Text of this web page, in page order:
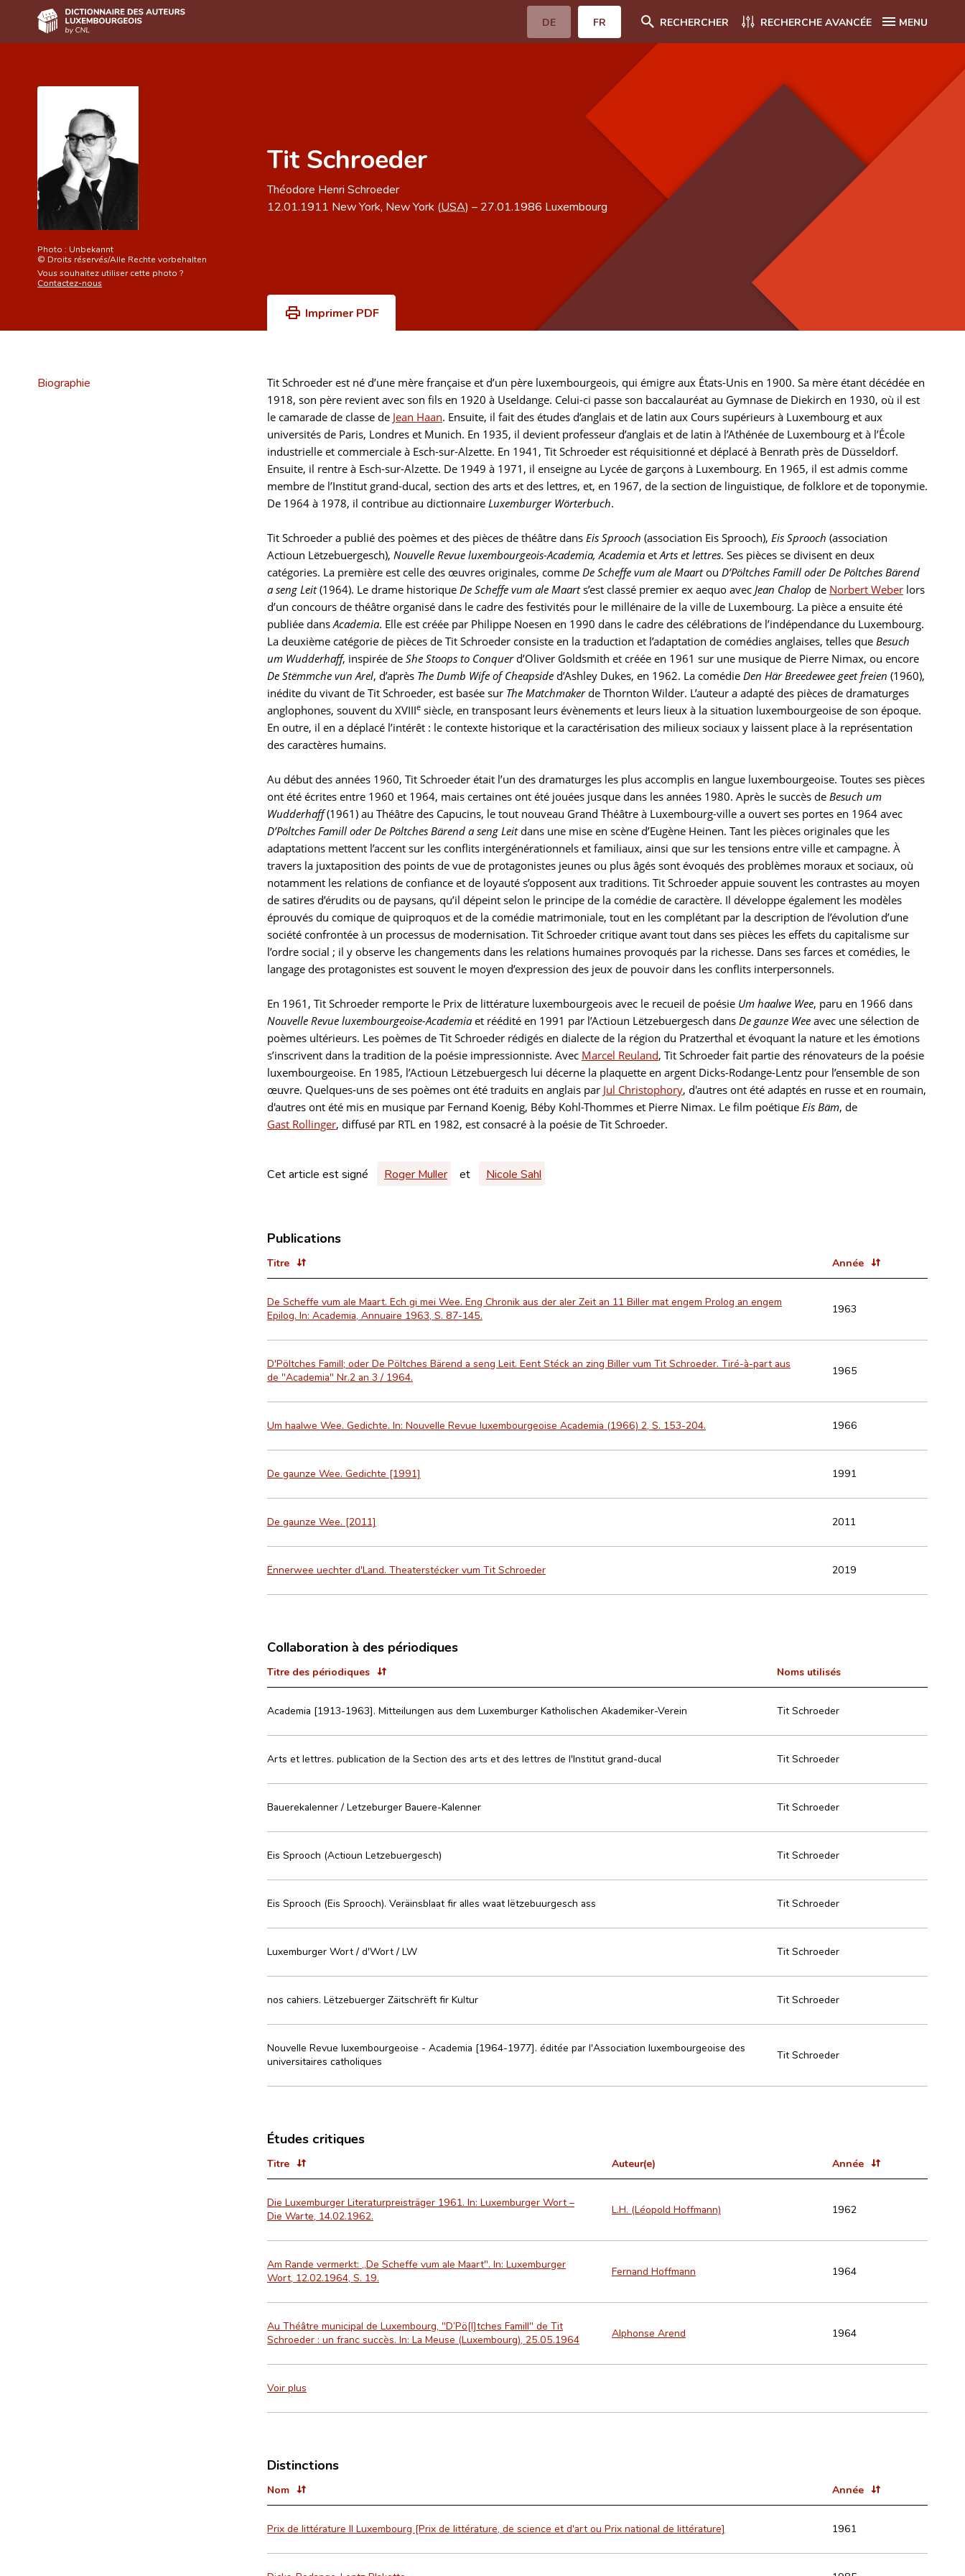
DE FR RECHERCHER RECHERCHE AVANCÉE MENU
Recherche avancée
Foire aux questions
CNL
Équipe scientifique
Contact
Photo : Unbekannt
© Droits réservés/Alle Rechte vorbehalten
Vous souhaitez utiliser cette photo ?
Contactez-nous
Tit Schroeder
Théodore Henri Schroeder
12.01.1911 New York, New York (USA) – 27.01.1986 Luxembourg
Imprimer PDF
Biographie
Tit Schroeder est né d’une mère française et d’un père luxembourgeois, qui émigre aux États-Unis en 1900. Sa mère étant décédée en
1918, son père revient avec son fils en 1920 à Useldange. Celui-ci passe son baccalauréat au Gymnase de Diekirch en 1930, où il est
le camarade de classe de Jean Haan. Ensuite, il fait des études d’anglais et de latin aux Cours supérieurs à Luxembourg et aux
universités de Paris, Londres et Munich. En 1935, il devient professeur d’anglais et de latin à l’Athénée de Luxembourg et à l’École
industrielle et commerciale à Esch-sur-Alzette. En 1941, Tit Schroeder est réquisitionné et déplacé à Benrath près de Düsseldorf.
Ensuite, il rentre à Esch-sur-Alzette. De 1949 à 1971, il enseigne au Lycée de garçons à Luxembourg. En 1965, il est admis comme
membre de l’Institut grand-ducal, section des arts et des lettres, et, en 1967, de la section de linguistique, de folklore et de toponymie.
De 1964 à 1978, il contribue au dictionnaire Luxemburger Wörterbuch.
Tit Schroeder a publié des poèmes et des pièces de théâtre dans Eis Sprooch (association Eis Sprooch), Eis Sprooch (association
Actioun Lëtzebuergesch), Nouvelle Revue luxembourgeois-Academia, AcademiaetArts et lettres. Ses pièces se divisent en deux
catégories. La première est celle des œuvres originales, comme De Scheffe vum ale Maartou D’Pöltches Famill oder De Pöltches Bärend
a seng Leit(1964). Le drame historique De Scheffe vum ale Maarts’est classé premier ex aequo avec Jean Chalop de Norbert Weber lors
d’un concours de théâtre organisé dans le cadre des festivités pour le millénaire de la ville de Luxembourg. La pièce a ensuite été
publiée dansAcademia. Elle est créée par Philippe Noesen en 1990 dans le cadre des célébrations de l’indépendance du Luxembourg.
La deuxième catégorie de pièces de Tit Schroeder consiste en la traduction et l’adaptation de comédies anglaises, telles que Besuch
um Wudderhaff, inspirée de She Stoops to Conquerd’Oliver Goldsmith et créée en 1961 sur une musique de Pierre Nimax, ou encore
De Stëmmche vun Arel, d’après The Dumb Wife of Cheapside d’Ashley Dukes, en 1962. La comédie Den Här Breedewee geet freien (1960),
inédite du vivant de Tit Schroeder, est basée sur The Matchmakerde Thornton Wilder. L’auteur a adapté des pièces de dramaturges
anglophones, souvent du XVIIIe siècle, en transposant leurs évènements et leurs lieux à la situation luxembourgeoise de son époque.
En outre, il en a déplacé l’intérêt : le contexte historique et la caractérisation des milieux sociaux y laissent place à la représentation
des caractères humains.
Au début des années 1960, Tit Schroeder était l’un des dramaturges les plus accomplis en langue luxembourgeoise. Toutes ses pièces
ont été écrites entre 1960 et 1964, mais certaines ont été jouées jusque dans les années 1980. Après le succès de Besuch um
Wudderhaff(1961) au Théâtre des Capucins, le tout nouveau Grand Théâtre à Luxembourg-ville a ouvert ses portes en 1964 avec
D’Pöltches Famill oder De Pöltches Bärend a seng Leitdans une mise en scène d’Eugène Heinen. Tant les pièces originales que les
adaptations mettent l’accent sur les conflits intergénérationnels et familiaux, ainsi que sur les tensions entre ville et campagne. À
travers la juxtaposition des points de vue de protagonistes jeunes ou plus âgés sont évoqués des problèmes moraux et sociaux, où
notamment les relations de confiance et de loyauté s’opposent aux traditions. Tit Schroeder appuie souvent les contrastes au moyen
de satires d’érudits ou de paysans, qu’il dépeint selon le principe de la comédie de caractère. Il développe également les modèles
éprouvés du comique de quiproquos et de la comédie matrimoniale, tout en les complétant par la description de l’évolution d’une
société confrontée à un processus de modernisation. Tit Schroeder critique avant tout dans ses pièces les effets du capitalisme sur
l’ordre social ; il y observe les changements dans les relations humaines provoqués par la richesse. Dans ses farces et comédies, le
langage des protagonistes est souvent le moyen d’expression des jeux de pouvoir dans les conflits interpersonnels.
En 1961, Tit Schroeder remporte le Prix de littérature luxembourgeois avec le recueil de poésie Um haalwe Wee, paru en 1966 dans
Nouvelle Revue luxembourgeoise-Academiaet réédité en 1991 par l’Actioun Lëtzebuergesch dans De gaunze Wee avec une sélection de
poèmes ultérieurs. Les poèmes de Tit Schroeder rédigés en dialecte de la région du Pratzerthal et évoquant la nature et les émotions
s’inscrivent dans la tradition de la poésie impressionniste. Avec Marcel Reuland, Tit Schroeder fait partie des rénovateurs de la poésie
luxembourgeoise. En 1985, l’Actioun Lëtzebuergesch lui décerne la plaquette en argent Dicks-Rodange-Lentz pour l’ensemble de son
œuvre. Quelques-uns de ses poèmes ont été traduits en anglais par Jul Christophory, d'autres ont été adaptés en russe et en roumain,
d'autres ont été mis en musique par Fernand Koenig, Béby Kohl-Thommes et Pierre Nimax. Le film poétique Eis Bäm, de
Gast Rollinger, diffusé par RTL en 1982, est consacré à la poésie de Tit Schroeder.
Cet article est signé Roger Muller et Nicole Sahl
Publications
Titre Année
De Scheffe vum ale Maart. Ech gi mei Wee. Eng Chronik aus der aler Zeit an 11 Biller mat engem Prolog an engem
Epilog. In: Academia, Annuaire 1963, S. 87-145.
1963
D'Pöltches Famill; oder De Pöltches Bärend a seng Leit. Eent Stéck an zing Biller vum Tit Schroeder. Tiré-à-part aus
de "Academia" Nr.2 an 3 / 1964.
1965
Um haalwe Wee. Gedichte. In: Nouvelle Revue luxembourgeoise Academia (1966) 2, S. 153-204. 1966
De gaunze Wee. Gedichte [1991] 1991
De gaunze Wee. [2011] 2011
Ënnerwee uechter d'Land. Theaterstécker vum Tit Schroeder 2019
Collaboration à des périodiques
Titre des périodiques Noms utilisés
Academia [1913-1963]. Mitteilungen aus dem Luxemburger Katholischen Akademiker-Verein Tit Schroeder
Arts et lettres. publication de la Section des arts et des lettres de l'Institut grand-ducal Tit Schroeder
Bauerekalenner / Letzeburger Bauere-Kalenner Tit Schroeder
Eis Sprooch (Actioun Letzebuergesch) Tit Schroeder
Eis Sprooch (Eis Sprooch). Veräinsblaat fir alles waat lëtzebuurgesch ass Tit Schroeder
Luxemburger Wort / d'Wort / LW Tit Schroeder
nos cahiers. Lëtzebuerger Zäitschrëft fir Kultur Tit Schroeder
Nouvelle Revue luxembourgeoise - Academia [1964-1977]. éditée par l'Association luxembourgeoise des
universitaires catholiques
Tit Schroeder
Études critiques
Titre Auteur(e) Année
Die Luxemburger Literaturpreisträger 1961. In: Luxemburger Wort –
Die Warte, 14.02.1962.
L.H. (Léopold Hoffmann) 1962
Am Rande vermerkt: „De Scheffe vum ale Maart". In: Luxemburger
Wort, 12.02.1964, S. 19.
Fernand Hoffmann 1964
Au Théâtre municipal de Luxembourg, "D’Pö[l]tches Famill" de Tit
Schroeder : un franc succès. In: La Meuse (Luxembourg), 25.05.1964
Alphonse Arend 1964
Voir plus
Distinctions
Nom Année
Prix de littérature II Luxembourg [Prix de littérature, de science et d'art ou Prix national de littérature] 1961